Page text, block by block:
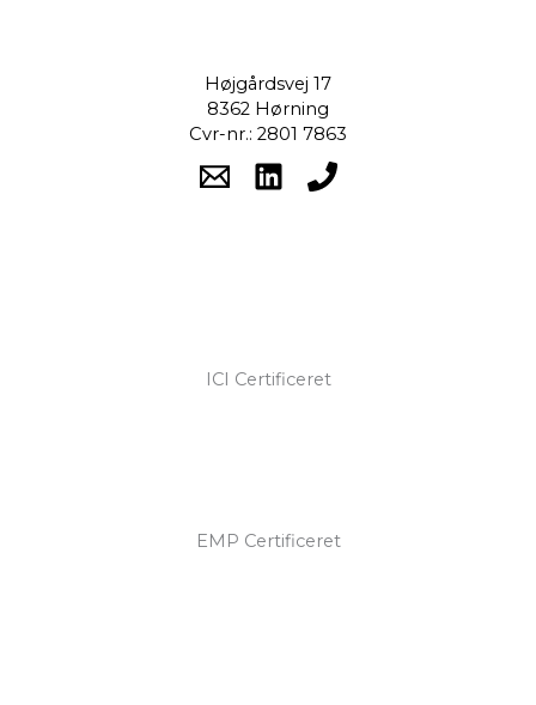
Højgårdsvej 17
8362 Hørning
Cvr-nr.: 2801 7863
ICI Certificeret
EMP Certificeret